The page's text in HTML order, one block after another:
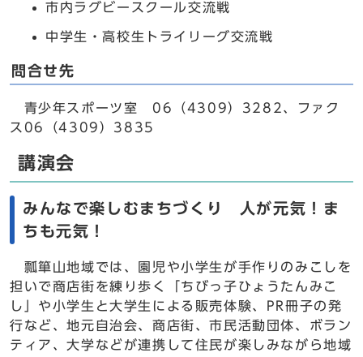
市内ラグビースクール交流戦
中学生・高校生トライリーグ交流戦
問合せ先
青少年スポーツ室 06（4309）3282、ファク
ス06（4309）3835
講演会
みんなで楽しむまちづくり 人が元気！ま
ちも元気！
瓢箪山地域では、園児や小学生が手作りのみこしを
担いで商店街を練り歩く「ちびっ子ひょうたんみこ
し」や小学生と大学生による販売体験、PR冊子の発
行など、地元自治会、商店街、市民活動団体、ボラン
ティア、大学などが連携して住民が楽しみながら地域